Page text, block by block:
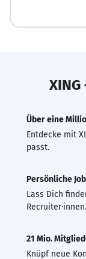
Über eine
Entdecke mit
passt.
Persönliche
Lass Dich
Recruiter·innen.
21 Mio.
Knüpf neue